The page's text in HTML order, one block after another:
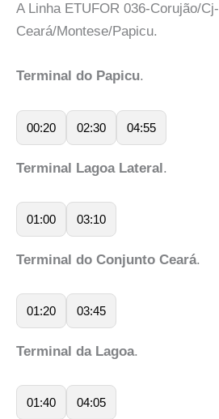
A Linha ETUFOR 036-Corujão/Cj-
Ceará/Montese/Papicu.
Terminal do Papicu.
00:20 02:30 04:55
Terminal Lagoa Lateral.
01:00 03:10
Terminal do Conjunto Ceará.
01:20 03:45
Terminal da Lagoa.
01:40 04:05